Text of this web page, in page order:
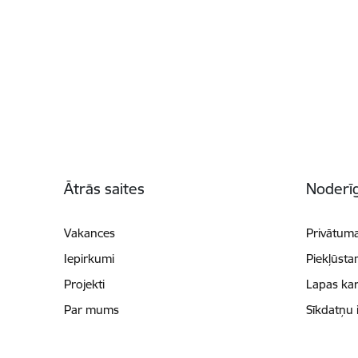
Ātrās saites
Vakances
Iepirkumi
Projekti
Par mums
Lapas
Sīkdatņu